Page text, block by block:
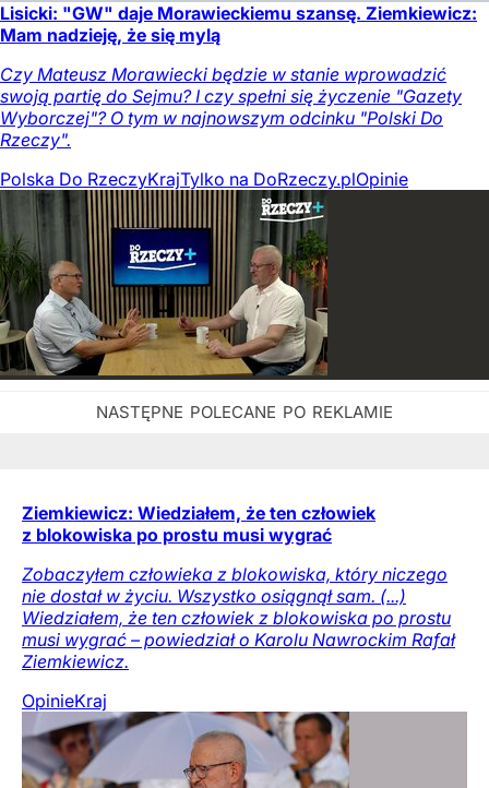
Lisicki: "GW" daje Morawieckiemu szansę. Ziemkiewicz:
Mam nadzieję, że się mylą
Czy Mateusz Morawiecki będzie w stanie wprowadzić
swoją partię do Sejmu? I czy spełni się życzenie "Gazety
Wyborczej"? O tym w najnowszym odcinku "Polski Do
Rzeczy".
Polska Do RzeczyKrajTylko na DoRzeczy.plOpinie
Ziemkiewicz: Wiedziałem, że ten człowiek
z blokowiska po prostu musi wygrać
Zobaczyłem człowieka z blokowiska, który niczego
nie dostał w życiu. Wszystko osiągnął sam. (...)
Wiedziałem, że ten człowiek z blokowiska po prostu
musi wygrać – powiedział o Karolu Nawrockim Rafał
Ziemkiewicz.
OpinieKraj